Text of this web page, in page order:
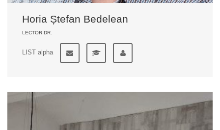
Horia Ștefan Bedelean
LECTOR DR.
LIST alpha